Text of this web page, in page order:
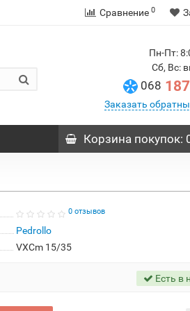
Сравнение 0
Пн-Пт:
Сб, Вс:
068
Заказать
Корзинапокупок:
0 отзывов
Pedrollo
VXCm 15/35
Есть в